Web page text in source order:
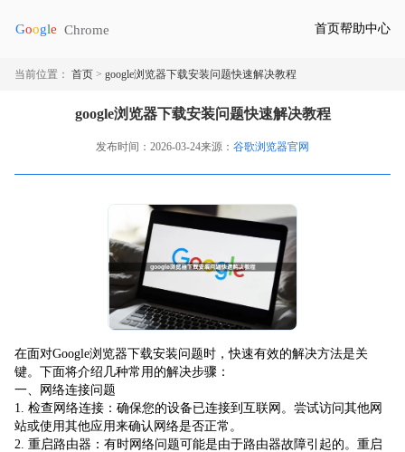
首页帮助中心
当前位置： 首页 > google浏览器下载安装问题快速解决教程
google浏览器下载安装问题快速解决教程
发布时间：2026-03-24来源： 谷歌浏览器官网
在面对Google浏览器下载安装问题时，快速有效的解决方法是关
键。下面将介绍几种常用的解决步骤：
一、网络连接问题
1. 检查网络连接：确保您的设备已连接到互联网。尝试访问其他网
站或使用其他应用来确认网络是否正常。
2. 重启路由器：有时网络问题可能是由于路由器故障引起的。重启